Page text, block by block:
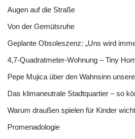
Augen auf die Straße
Von der Gemütsruhe
Geplante Obsoleszenz: „Uns wird
4,7-Quadratmeter-Wohnung – Tiny
Pepe Mujica über den Wahnsinn
Das klimaneutrale Stadtquartier – so
Warum draußen spielen für Kinder
Promenadologie